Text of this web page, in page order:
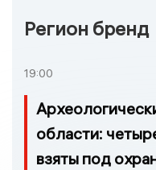
Регион бренд
19:00
области:
взяты под